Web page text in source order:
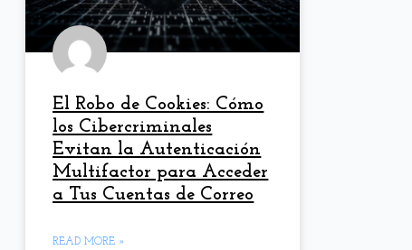
El Robo de Cookies: Cómo
los Cibercriminales
Evitan la Autenticación
Multifactor para Acceder
a Tus Cuentas de Correo
READ MORE »